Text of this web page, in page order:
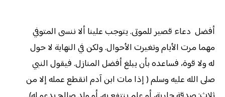
أفضل دعاء قصير للموتى. يتوجب علينا ألا ننسى المتوفي
مهما مرت الأيام وتغيرت الأحوال. ولكن في النهاية لا حول
له ولا قوة، فساعده بأن يبلغ أفضل المنازل. فيقول النبي
صلى الله عليه وسلم ( إذا مات ابن آدم انقطع عمله إلا من